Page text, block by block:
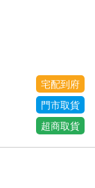
宅配到府
門市取貨
超商取貨